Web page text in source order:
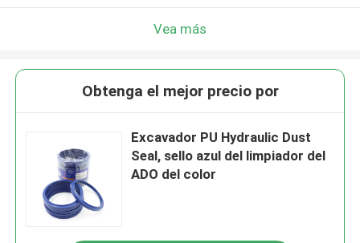
Vea más
Obtenga el mejor precio por
Excavador PU Hydraulic Dust
Seal, sello azul del limpiador del
ADO del color